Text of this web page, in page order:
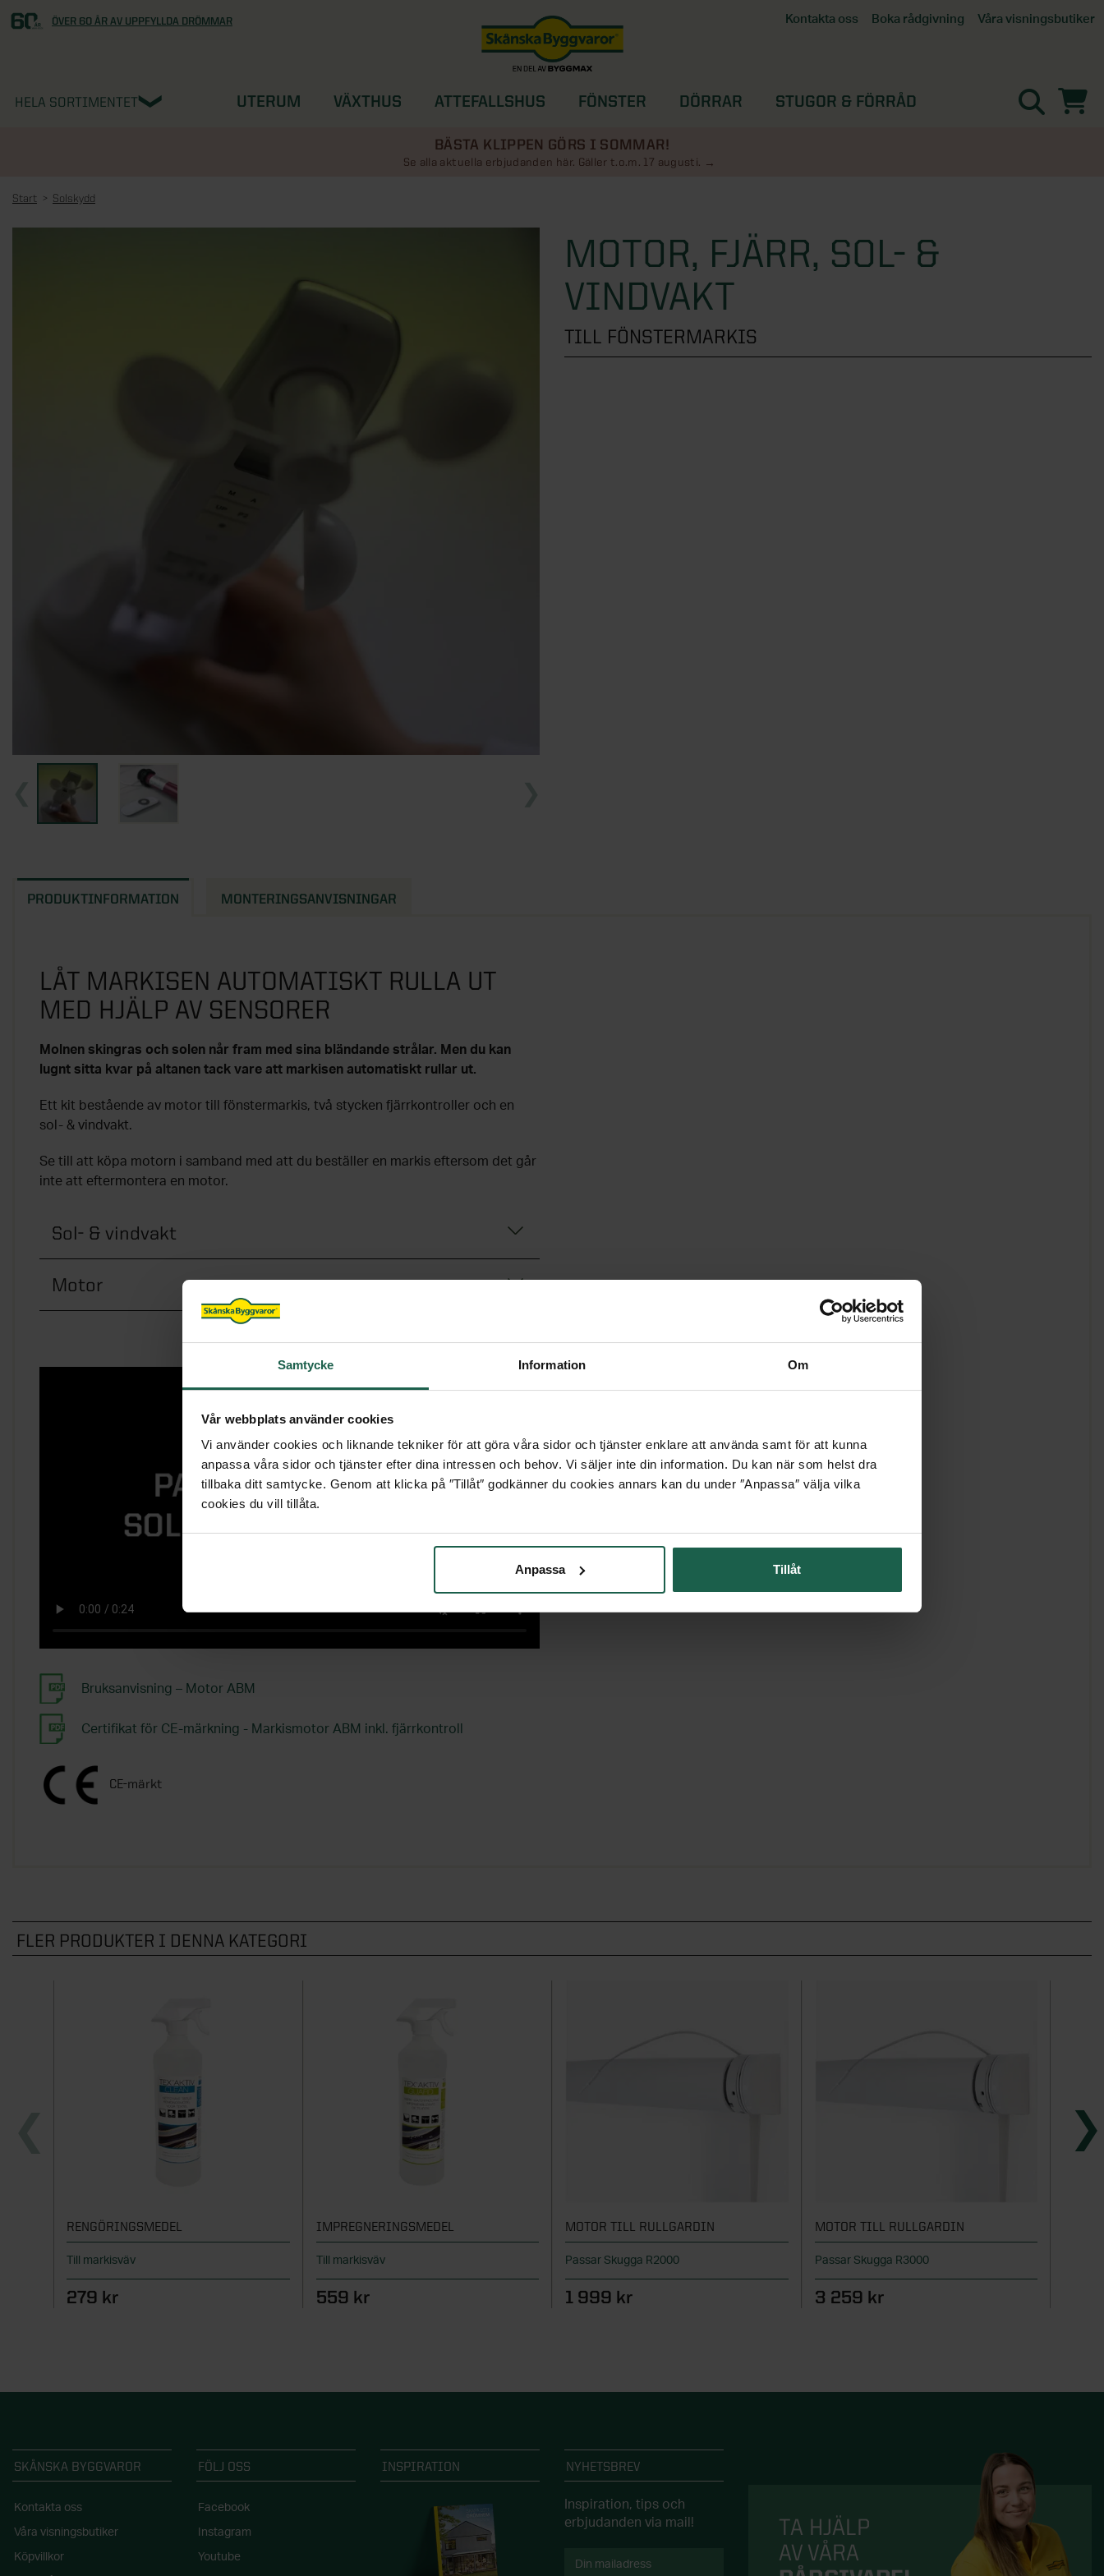
Samtycke Information Om
Vår webbplats använder cookies
Vi använder cookies och liknande tekniker för att göra våra sidor och tjänster enklare att använda samt för att kunna
anpassa våra sidor och tjänster efter dina intressen och behov. Vi säljer inte din information. Du kan när som helst dra
tillbaka ditt samtycke. Genom att klicka på ″Tillåt″ godkänner du cookies annars kan du under ″Anpassa″ välja vilka
cookies du vill tillåta.
Anpassa Tillåt
ÖVER 60 ÅR AV UPPFYLLDA DRÖMMAR Kontakta oss Boka rådgivning Våra visningsbutiker
Göteborg
HELA SORTIMENTET UTERUM VÄXTHUS ATTEFALLSHUS FÖNSTER DÖRRAR
STUGOR & FÖRRÅD
BÄSTA KLIPPEN GÖRS I SOMMAR!
Se alla aktuella erbjudanden här. Gäller t.o.m. 17 augusti.
Start Solskydd
MOTOR, FJÄRR, SOL- &
VINDVAKT
TILL FÖNSTERMARKIS
PRODUKTINFORMATION MONTERINGSANVISNINGAR
LÅT MARKISEN AUTOMATISKT RULLA UT
MED HJÄLP AV SENSORER
Molnen skingras och solen når fram med sina bländande strålar. Men du kan
lugnt sitta kvar på altanen tack vare att markisen automatiskt rullar ut.
Ett kit bestående av motor till fönstermarkis, två stycken fjärrkontroller och en
sol- & vindvakt.
Se till att köpa motorn i samband med att du beställer en markis eftersom det går
inte att eftermontera en motor.
Sol- & vindvakt
Motor
Bruksanvisning – Motor ABM
Certifikat för CE-märkning - Markismotor ABM inkl. fjärrkontroll
CE-märkt
FLER PRODUKTER I DENNA KATEGORI
RENGÖRINGSMEDEL
Till markisväv
279 kr
IMPREGNERINGSMEDEL
Till markisväv
559 kr
MOTOR TILL RULLGARDIN
Passar Skugga R2000
1 999 kr
MOTOR TILL RULLGARDIN
Passar Skugga R3000
3 259 kr
SKÅNSKA BYGGVAROR
Kontakta oss
Våra visningsbutiker
Köpvillkor
FÖLJ OSS
Facebook
Instagram
Youtube
INSPIRATION NYHETSBREV
Inspiration, tips och
erbjudanden via mail!
TA HJÄLP
AV VÅRA